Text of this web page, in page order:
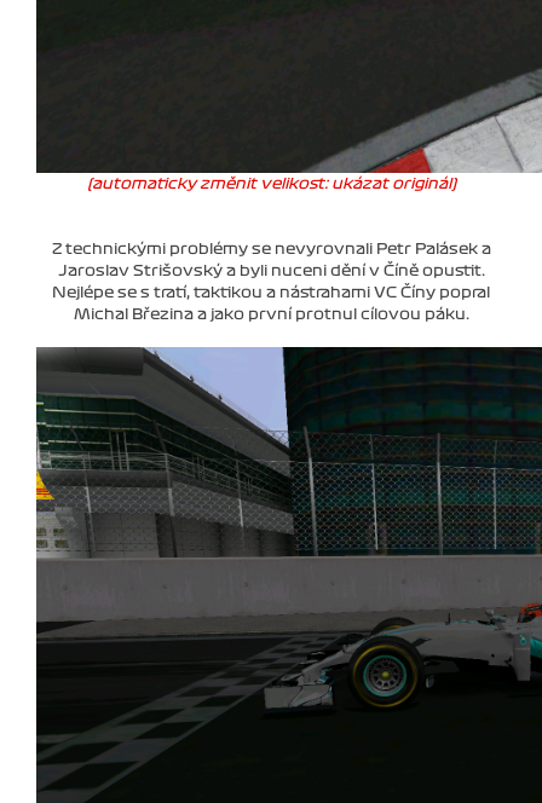
(automaticky změnit velikost: ukázat originál)
Z technickými problémy se nevyrovnali Petr Palásek a
Jaroslav Strišovský a byli nuceni dění v Číně opustit.
Nejlépe se s tratí, taktikou a nástrahami VC Číny popral
Michal Březina a jako první protnul cílovou páku.